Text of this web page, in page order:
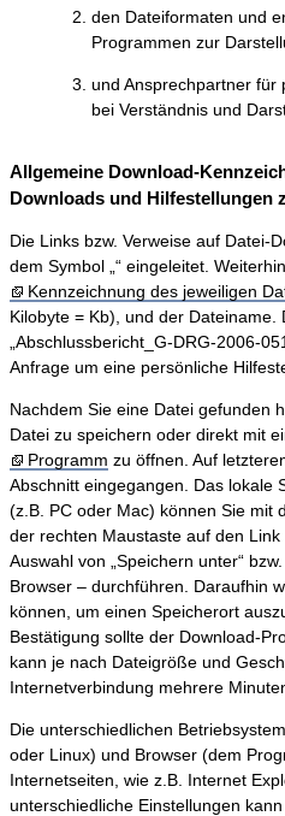
den Dateiformaten und
Programmen zur
und Ansprechpartner für
bei Verständnis und
Allgemeine Download-
Downloads und Hilfestellungen
Die Links bzw. Verweise auf Datei-
dem Symbol „“ eingeleitet.
Kennzeichnung des jeweiligen
Kilobyte = Kb), und der Dateiname.
„Abschlussbericht_G-DRG-2006-
Anfrage um eine persönliche
Nachdem Sie eine Datei gefunden
Datei zu speichern oder direkt mit
Programm zu öffnen. Auf
Abschnitt eingegangen. Das lokale
(z.B. PC oder Mac) können Sie mit
der rechten Maustaste auf den
Auswahl von „Speichern unter“
Browser – durchführen. Daraufhin
können, um einen Speicherort
Bestätigung sollte der Download-
kann je nach Dateigröße und
Internetverbindung mehrere
Die unterschiedlichen
oder Linux) und Browser (dem
Internetseiten, wie z.B. Internet
unterschiedliche Einstellungen